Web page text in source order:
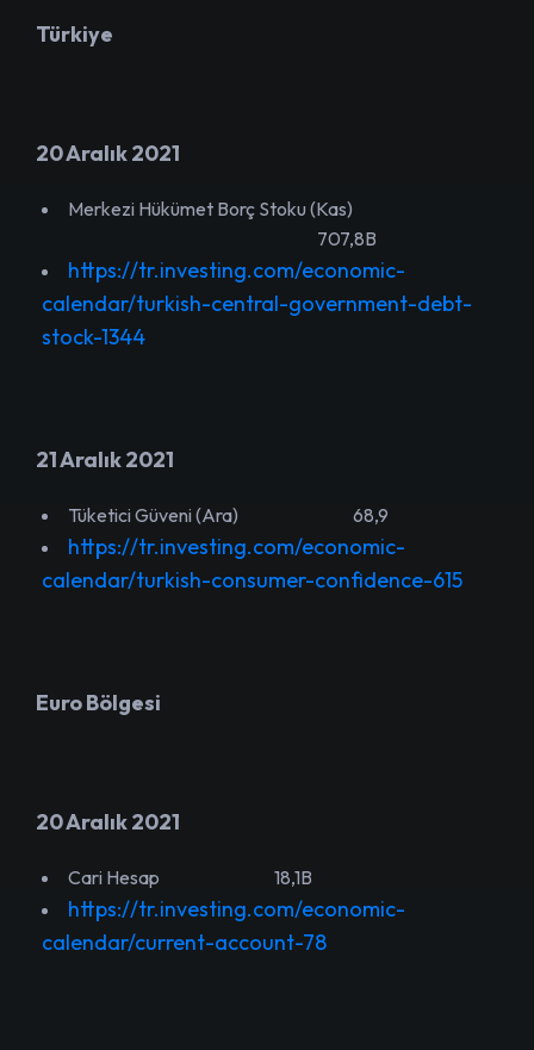
Türkiye
20 Aralık 2021
Merkezi Hükümet Borç Stoku (Kas)
707,8B
https://tr.investing.com/economic-
calendar/turkish-central-government-debt-
stock-1344
21 Aralık 2021
Tüketici Güveni (Ara) 68,9
https://tr.investing.com/economic-
calendar/turkish-consumer-confidence-615
Euro Bölgesi
20 Aralık 2021
Cari Hesap 18,1B
https://tr.investing.com/economic-
calendar/current-account-78